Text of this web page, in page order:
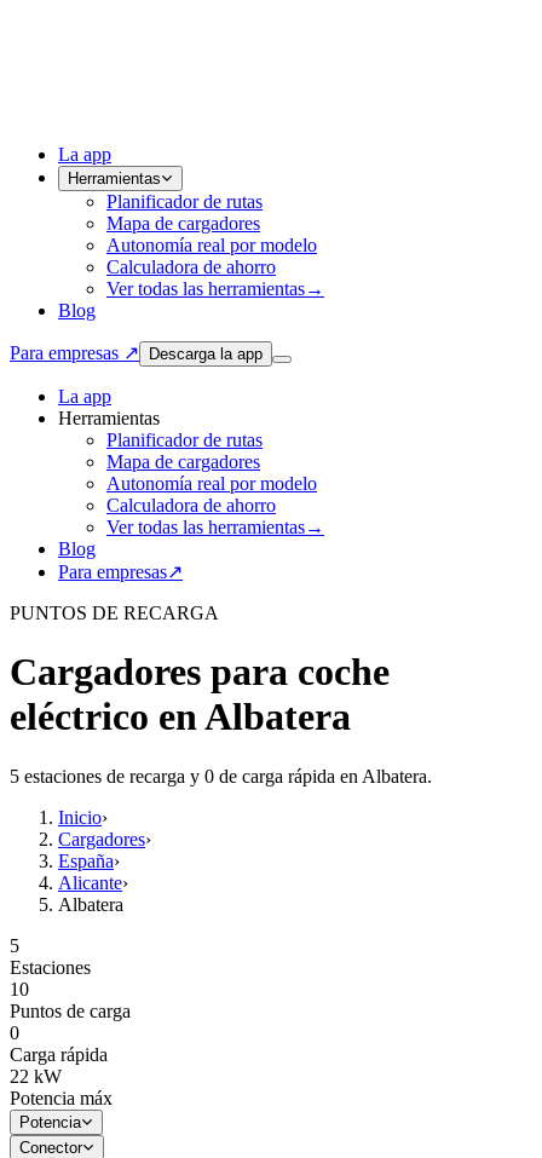
La app
Herramientas
Planificador de rutas
Mapa de cargadores
Autonomía real por modelo
Calculadora de ahorro
Ver todas las herramientas→
Blog
Para empresas ↗ Descarga la app
La app
Herramientas
Planificador de rutas
Mapa de cargadores
Autonomía real por modelo
Calculadora de ahorro
Ver todas las herramientas→
Blog
Para empresas↗
PUNTOS DE RECARGA
Cargadores para coche
eléctrico en Albatera
5 estaciones de recarga y 0 de carga rápida en Albatera.
Inicio›
Cargadores›
España›
Alicante›
Albatera
5
Estaciones
10
Puntos de carga
0
Carga rápida
22 kW
Potencia máx
Potencia
Conector